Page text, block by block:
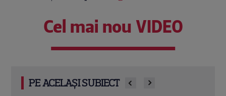
Cel mai nou VIDEO
PE ACELAȘI SUBIECT